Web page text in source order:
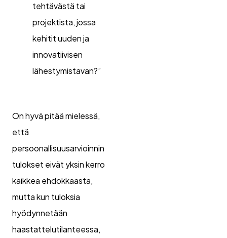
tehtävästä tai
projektista, jossa
kehitit uuden ja
innovatiivisen
lähestymistavan?”
On hyvä pitää mielessä,
että
persoonallisuusarvioinnin
tulokset eivät yksin kerro
kaikkea ehdokkaasta,
mutta kun tuloksia
hyödynnetään
haastattelutilanteessa,